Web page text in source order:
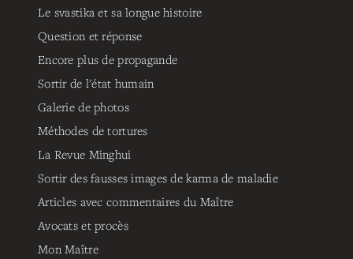
Le svastika et sa longue histoire
Question et réponse
Encore plus de propagande
Sortir de l'état humain
Galerie de photos
Méthodes de tortures
La Revue Minghui
Sortir des fausses images de karma de maladie
Articles avec commentaires du Maître
Avocats et procès
Mon Maître